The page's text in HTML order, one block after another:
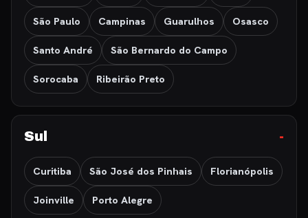
São Paulo Campinas Guarulhos Osasco
Santo André São Bernardo do Campo
Sorocaba Ribeirão Preto
Sul
Curitiba São José dos Pinhais Florianópolis
Joinville Porto Alegre